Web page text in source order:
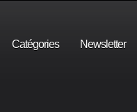
Catégories Newsletter